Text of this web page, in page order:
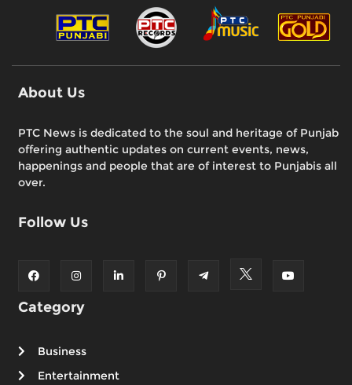
About Us
PTC News is dedicated to the soul and heritage of Punjab
offering authentic updates on current events, news,
happenings and people that are of interest to Punjabis all
over.
Follow Us
Category
Business
Entertainment